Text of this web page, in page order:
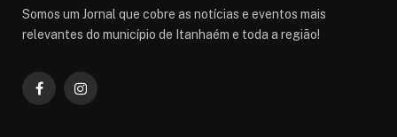
Somos um Jornal que cobre as notícias e eventos mais
relevantes do município de Itanhaém e toda a região!
FacebookInstagram